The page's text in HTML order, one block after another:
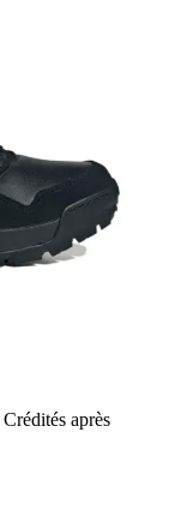
Crédités après